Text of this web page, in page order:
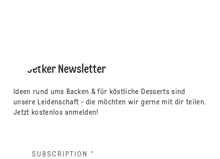
Dr. Oetker Newsletter
Ideen rund ums Backen & für köstliche Desserts sind
unsere Leidenschaft - die möchten wir gerne mit dir teilen.
Jetzt kostenlos anmelden!
SUBSCRIPTION *